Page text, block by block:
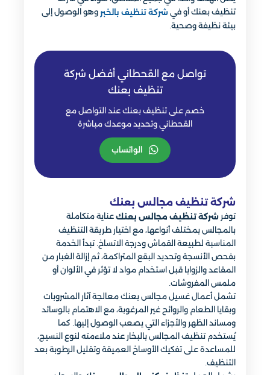
تنظيف بعنك أو في شركة تنظيف بالخبر وهو الوصول إلى
بيئة نظيفة وصحية.
تواصل مع القحطاني أفضل شركة
تنظيف بعنك
خصم على تنظيف بعنك عند التواصل مع
القحطاني وتحديد موعدك مباشرة
الواتساب
شركة تنظيف مجالس بعنك
توفر شركة تنظيف مجالس بعنك عناية متكاملة
بالمجالس بمختلف أنواعها، مع اختيار طريقة التنظيف
المناسبة لطبيعة القماش ودرجة الاتساخ. تبدأ الخدمة
بفحص الأنسجة وتحديد البقع المتراكمة، ثم إزالة الغبار من
المقاعد والزوايا قبل استخدام مواد لا تؤثر في الألوان أو
ملمس المفروشات.
تشمل أعمال غسيل مجالس بعنك معالجة آثار المشروبات
وبقايا الطعام والروائح غير المرغوبة، مع الاهتمام بالوسائد
ومساند الظهر والأجزاء التي يصعب الوصول إليها. كما
يُستخدم تنظيف المجالس بالبخار عند ملاءمته لنوع النسيج،
للمساعدة على تفكيك الأوساخ العميقة وتقليل الرطوبة بعد
التنظيف.